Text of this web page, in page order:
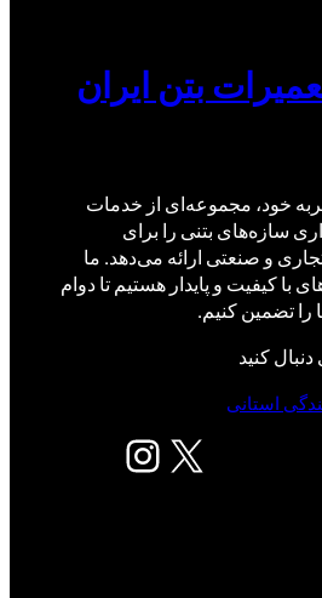
بتن ایران
خود، مجموعه‌ای از خدمات
سازه‌های بتنی را برای
و صنعتی ارائه می‌دهد. ما
با کیفیت و پایدار هستیم تا دوام
را تضمین کنیم.
کنید
X اینستاگرم
استانی